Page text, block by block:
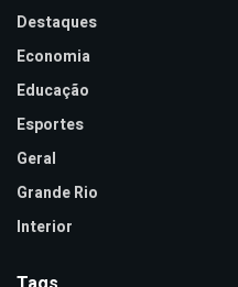
Destaques
Economia
Educação
Esportes
Geral
Grande Rio
Interior